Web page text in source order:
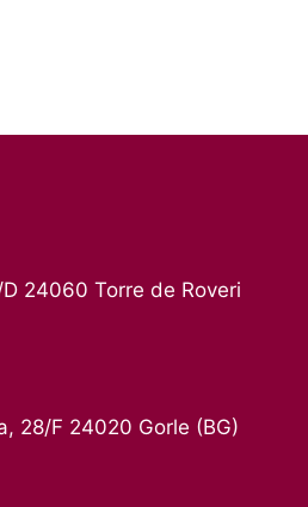
24060 Torre de Roveri
28/F 24020 Gorle (BG)